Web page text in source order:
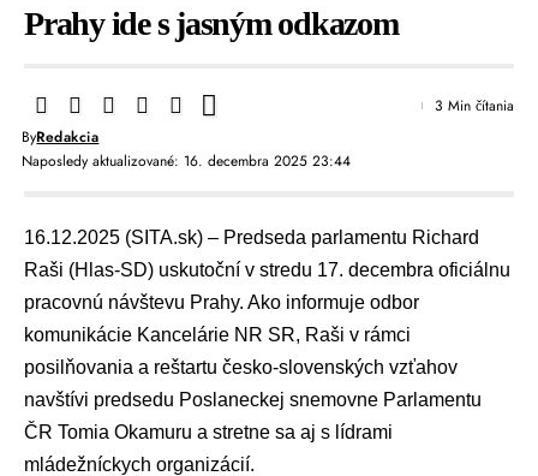
Prahy ide s jasným odkazom
Naposledy aktualizované: 16. decembra 2025 23:44
ByRedakcia
3 Min čítania
16.12.2025 (SITA.sk) – Predseda parlamentu Richard
Raši (Hlas-SD) uskutoční v stredu 17. decembra oficiálnu
pracovnú návštevu Prahy. Ako informuje odbor
komunikácie Kancelárie NR SR, Raši v rámci
posilňovania a reštartu česko-slovenských vzťahov
navštívi predsedu Poslaneckej snemovne Parlamentu
ČR Tomia Okamuru a stretne sa aj s lídrami
mládežníckych organizácií.